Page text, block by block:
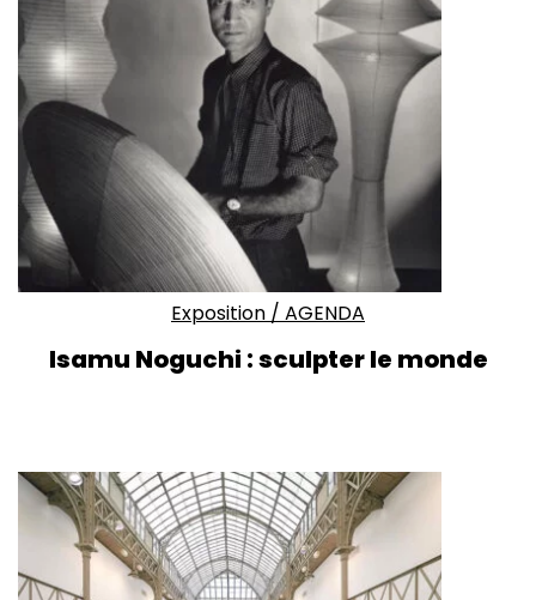
Exposition / AGENDA
Isamu Noguchi : sculpter le monde